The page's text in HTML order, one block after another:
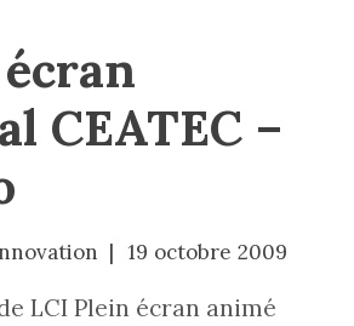
CEATEC –
19 octobre 2009
LCI Plein écran animé